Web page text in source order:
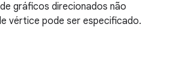
gráficos direcionados não
vértice pode ser especificado.